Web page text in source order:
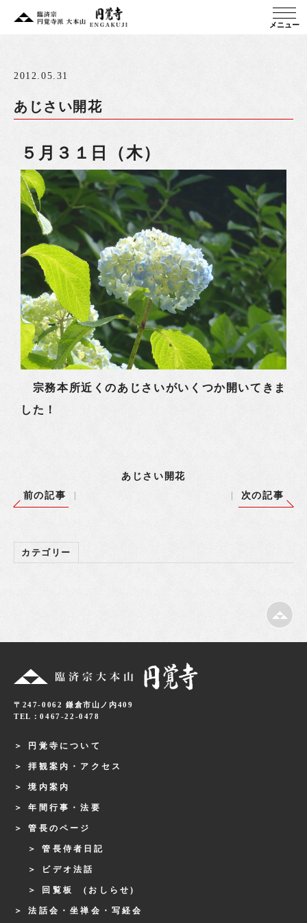
メニュー
2012.05.31
あじさい開花
５月３１日（木）
宗務本所近くのあじさいがいくつか開いてきま
した！
あじさい開花
前の記事
次の記事
カテゴリー
〒247-0062 鎌倉市山ノ内409
TEL：0467-22-0478
円覚寺について
拝観案内・アクセス
境内案内
年間行事・法要
管長のページ
管長侍者日記
ビデオ法話
回覧板 (おしらせ)
法話会・坐禅会・写経会